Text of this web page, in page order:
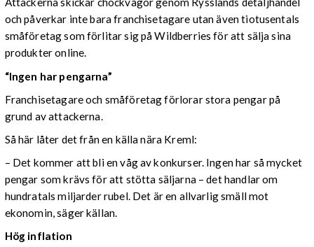
och påverkar inte bara franchisetagare utan även tiotusentals
småföretag som förlitar sig på Wildberries för att sälja sina
produkter online.
“Ingen har pengarna”
Franchisetagare och småföretag förlorar stora pengar på
grund av attackerna.
Så här låter det från en källa nära Kreml:
– Det kommer att bli en våg av konkurser. Ingen har så mycket
pengar som krävs för att stötta säljarna – det handlar om
hundratals miljarder rubel. Det är en allvarlig smäll mot
ekonomin, säger källan.
Hög inflation